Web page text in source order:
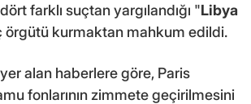
farklı suçtan yargılandığı "Libya
örgütü kurmaktan mahkum edildi.
alan haberlere göre, Paris
fonlarının zimmete geçirilmesini